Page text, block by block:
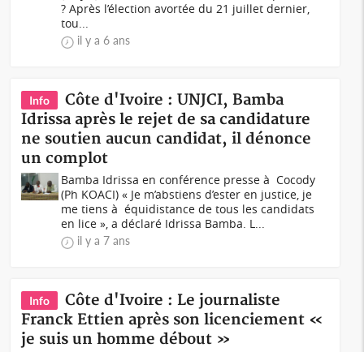
? Après l’élection avortée du 21 juillet dernier,
tou...
il y a 6 ans
Info
Côte d'Ivoire : UNJCI, Bamba
Idrissa après le rejet de sa candidature
ne soutien aucun candidat, il dénonce
un complot
Bamba Idrissa en conférence presse à Cocody
(Ph KOACI) « Je m’abstiens d’ester en justice, je
me tiens à équidistance de tous les candidats
en lice », a déclaré Idrissa Bamba. L...
il y a 7 ans
Info
Côte d'Ivoire : Le journaliste
Franck Ettien après son licenciement «
je suis un homme débout »